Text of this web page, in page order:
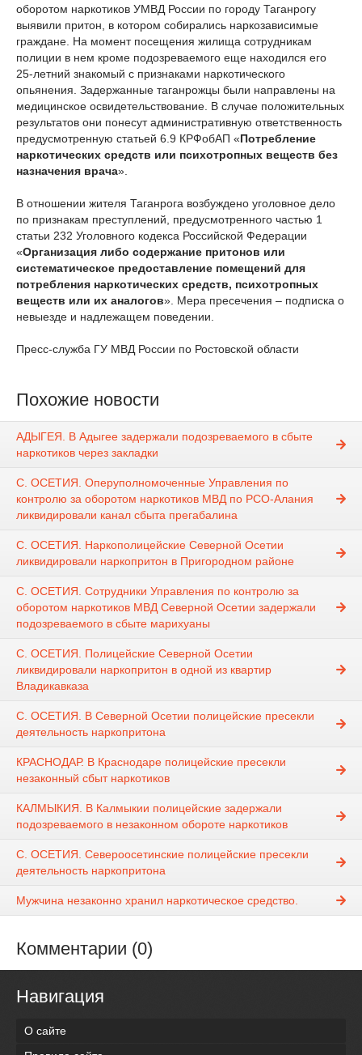
оборотом наркотиков УМВД России по городу Таганрогу
выявили притон, в котором собирались наркозависимые
граждане. На момент посещения жилища сотрудникам
полиции в нем кроме подозреваемого еще находился его
25-летний знакомый с признаками наркотического
опьянения. Задержанные таганрожцы были направлены на
медицинское освидетельствование. В случае положительных
результатов они понесут административную ответственность
предусмотренную статьей 6.9 КРФобАП «Потребление
наркотических средств или психотропных веществ без
назначения врача».
В отношении жителя Таганрога возбуждено уголовное дело
по признакам преступлений, предусмотренного частью 1
статьи 232 Уголовного кодекса Российской Федерации
«Организация либо содержание притонов или
систематическое предоставление помещений для
потребления наркотических средств, психотропных
веществ или их аналогов». Мера пресечения – подписка о
невыезде и надлежащем поведении.
Пресс-служба ГУ МВД России по Ростовской области
Похожие новости
АДЫГЕЯ. В Адыгее задержали подозреваемого в сбыте
наркотиков через закладки
С. ОСЕТИЯ. Оперуполномоченные Управления по
контролю за оборотом наркотиков МВД по РСО-Алания
ликвидировали канал сбыта прегабалина
С. ОСЕТИЯ. Наркополицейские Северной Осетии
ликвидировали наркопритон в Пригородном районе
С. ОСЕТИЯ. Сотрудники Управления по контролю за
оборотом наркотиков МВД Северной Осетии задержали
подозреваемого в сбыте марихуаны
С. ОСЕТИЯ. Полицейские Северной Осетии
ликвидировали наркопритон в одной из квартир
Владикавказа
С. ОСЕТИЯ. В Северной Осетии полицейские пресекли
деятельность наркопритона
КРАСНОДАР. В Краснодаре полицейские пресекли
незаконный сбыт наркотиков
КАЛМЫКИЯ. В Калмыкии полицейские задержали
подозреваемого в незаконном обороте наркотиков
С. ОСЕТИЯ. Североосетинские полицейские пресекли
деятельность наркопритона
Мужчина незаконно хранил наркотическое средство.
Комментарии (0)
Навигация
О сайте